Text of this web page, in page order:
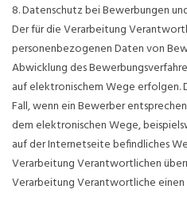
8. Datenschutz bei Bewerbungen
Der für die Verarbeitung
personenbezogenen Daten von
Abwicklung des
auf elektronischem Wege erfolgen.
Fall, wenn ein Bewerber
dem elektronischen Wege,
auf der Internetseite befindliches
Verarbeitung Verantwortlichen
Verarbeitung Verantwortliche